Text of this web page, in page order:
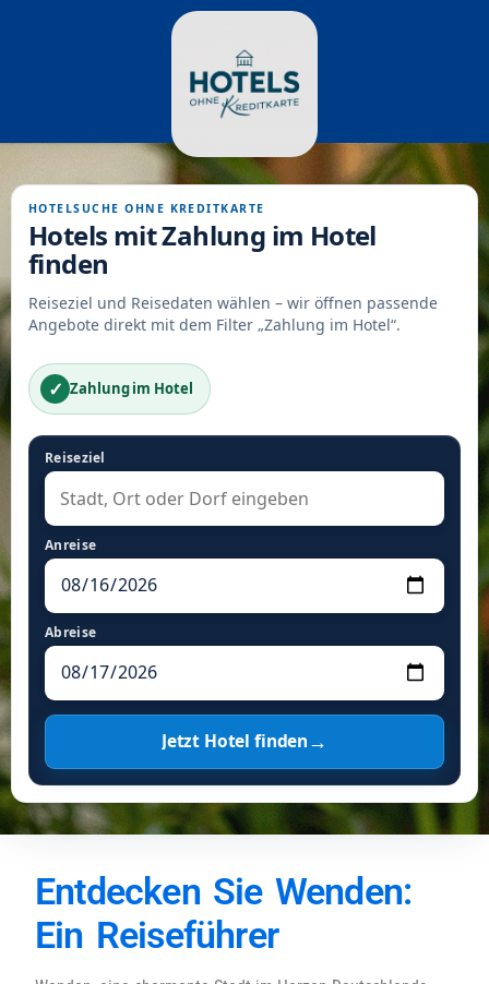
HOTELSUCHE OHNE KREDITKARTE
Hotels mit Zahlung im Hotel
finden
Reiseziel und Reisedaten wählen – wir öffnen passende
Angebote direkt mit dem Filter „Zahlung im Hotel“.
✓ Zahlung im Hotel
Reiseziel
Anreise
Abreise
Jetzt Hotel finden→
Entdecken Sie Wenden:
Ein Reiseführer